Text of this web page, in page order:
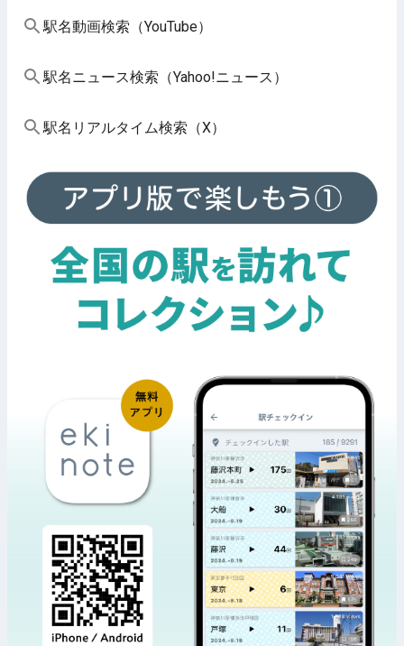
駅名動画検索（YouTube）
駅名ニュース検索（Yahoo!ニュース）
駅名リアルタイム検索（X）